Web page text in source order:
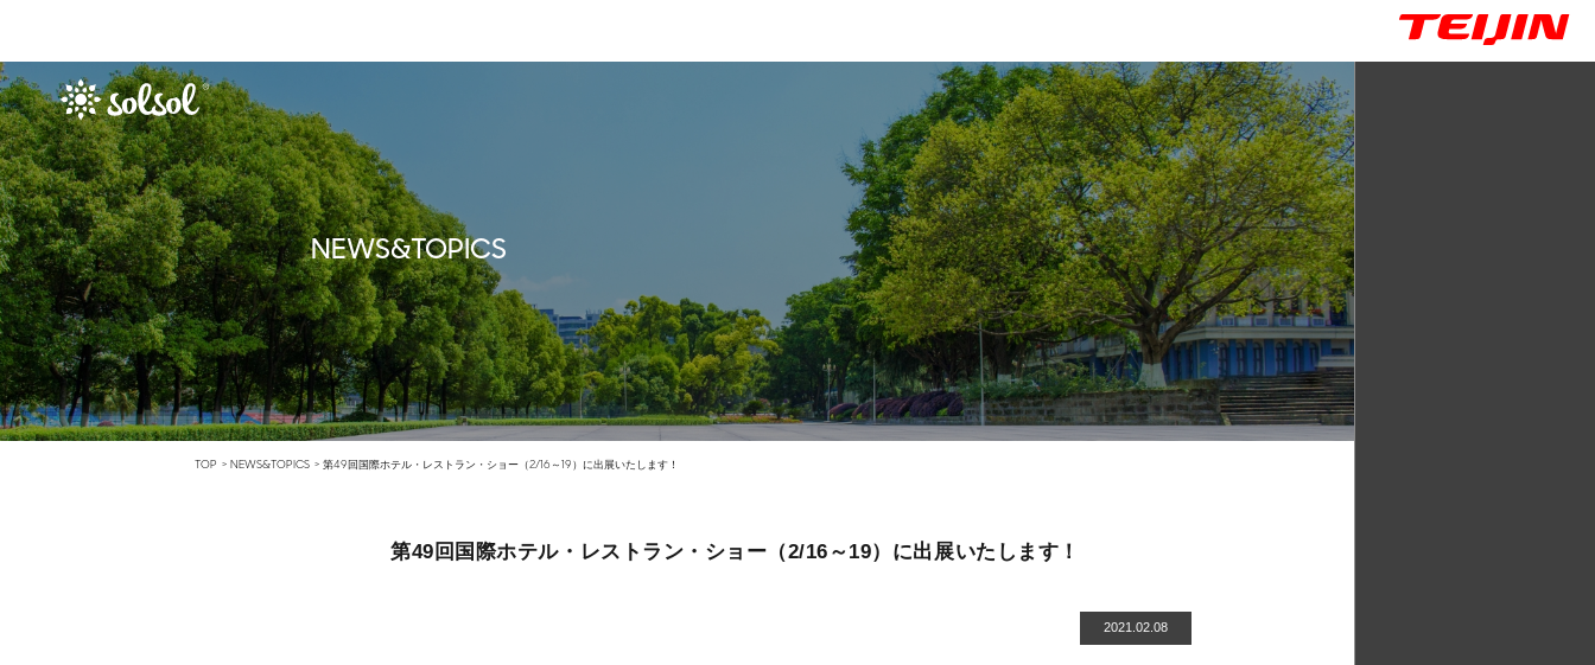
NEWS&TOPICS
TOP NEWS&TOPICS 第49回国際ホテル・レストラン・ショー（2/16～19）に出展いたします！
第49回国際ホテル・レストラン・ショー（2/16～19）に出展いたします！
2021.02.08